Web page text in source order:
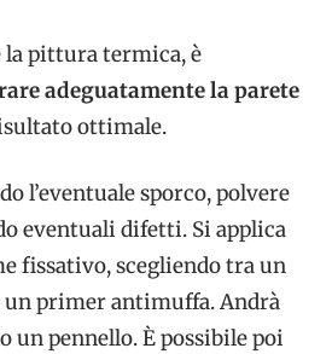
pittura termica, è
adeguatamente la parete
ottimale.
l’eventuale sporco, polvere
eventuali difetti. Si applica
fissativo, scegliendo tra un
primer antimuffa. Andrà
un pennello. È possibile poi